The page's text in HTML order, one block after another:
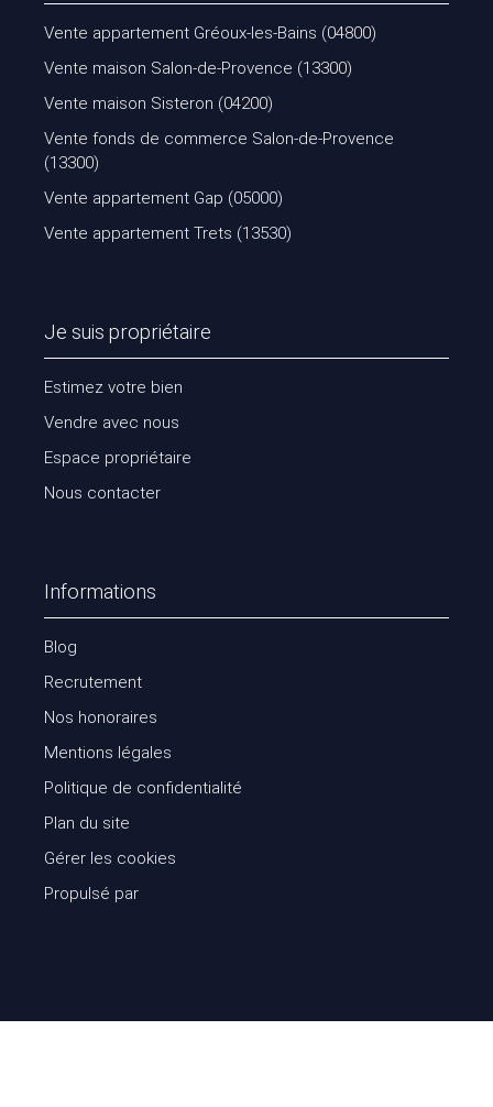
Vente appartement Gréoux-les-Bains (04800)
Vente maison Salon-de-Provence (13300)
Vente maison Sisteron (04200)
Vente fonds de commerce Salon-de-Provence
(13300)
Vente appartement Gap (05000)
Vente appartement Trets (13530)
Je suis propriétaire
Estimez votre bien
Vendre avec nous
Espace propriétaire
Nous contacter
Informations
Blog
Recrutement
Nos honoraires
Mentions légales
Politique de confidentialité
Plan du site
Gérer les cookies
Propulsé par